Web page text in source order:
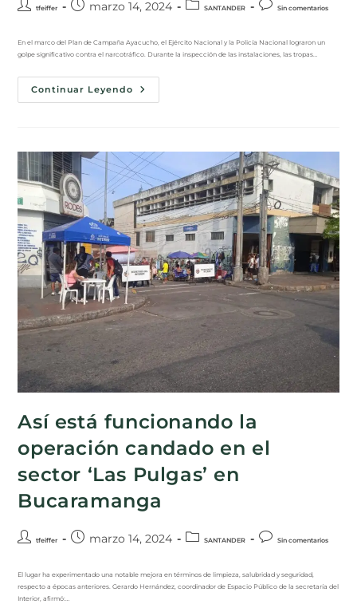
tfeiffer marzo 14, 2024 SANTANDER Sin comentarios
En el marco del Plan de Campaña Ayacucho, el Ejército Nacional y la Policía Nacional lograron un
golpe significativo contra el narcotráfico. Durante la inspección de las instalaciones, las tropas…
Continuar Leyendo
Así está funcionando la
operación candado en el
sector ‘Las Pulgas’ en
Bucaramanga
tfeiffer marzo 14, 2024 SANTANDER Sin comentarios
El lugar ha experimentado una notable mejora en términos de limpieza, salubridad y seguridad,
respecto a épocas anteriores. Gerardo Hernández, coordinador de Espacio Público de la secretaría del
Interior, afirmó:…